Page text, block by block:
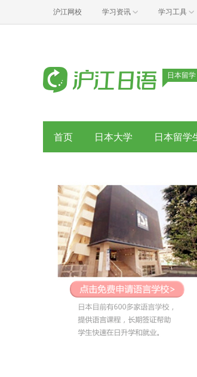
沪江网校 学习资讯 学习工具
日本留学
首页 日本大学 日本留学